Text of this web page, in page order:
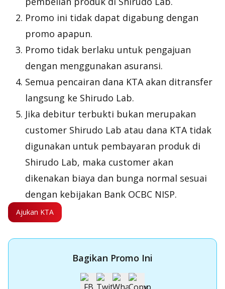
Promo ini tidak dapat digabung dengan
promo apapun.
Promo tidak berlaku untuk pengajuan
dengan menggunakan asuransi.
Semua pencairan dana KTA akan ditransfer
langsung ke Shirudo Lab.
Jika debitur terbukti bukan merupakan
customer Shirudo Lab atau dana KTA tidak
digunakan untuk pembayaran produk di
Shirudo Lab, maka customer akan
dikenakan biaya dan bunga normal sesuai
dengan kebijakan Bank OCBC NISP.
Ajukan KTA
Bagikan Promo Ini